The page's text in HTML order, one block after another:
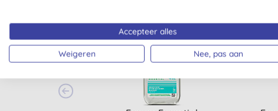
Accepteer alles
Weigeren Nee, pas aan